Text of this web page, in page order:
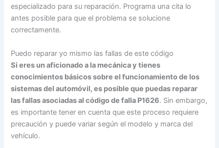
especializado para su reparación. Programa una cita lo
antes posible para que el problema se solucione
correctamente.
Puedo reparar yo mismo las fallas de este código
Si eres un aficionado a la mecánica y tienes
conocimientos básicos sobre el funcionamiento de los
sistemas del automóvil, es posible que puedas reparar
las fallas asociadas al código de falla P1626. Sin embargo,
es importante tener en cuenta que este proceso requiere
precaución y puede variar según el modelo y marca del
vehículo.